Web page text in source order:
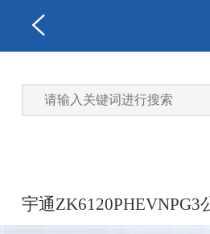
宇通ZK6120PHEVNPG3